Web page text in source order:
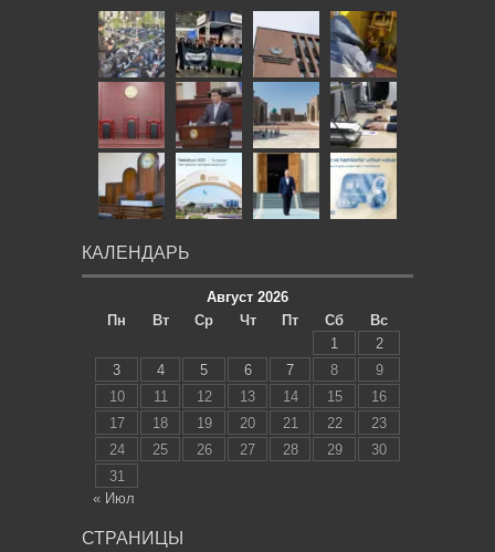
КАЛЕНДАРЬ
Август 2026
Пн
Вт Ср Чт Пт Сб
Вс
1
2
3
4 5 6 7 8
9
10
11 12 13 14 15
16
17
18 19 20 21 22
23
24
25 26 27 28 29
30
31
« Июл
СТРАНИЦЫ